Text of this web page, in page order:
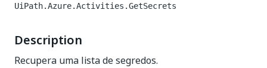
UiPath.Azure.Activities.GetSecrets
Description
Recupera uma lista de segredos.